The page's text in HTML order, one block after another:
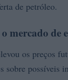
de petróleo.
mercado de
os preços
sobre possíveis